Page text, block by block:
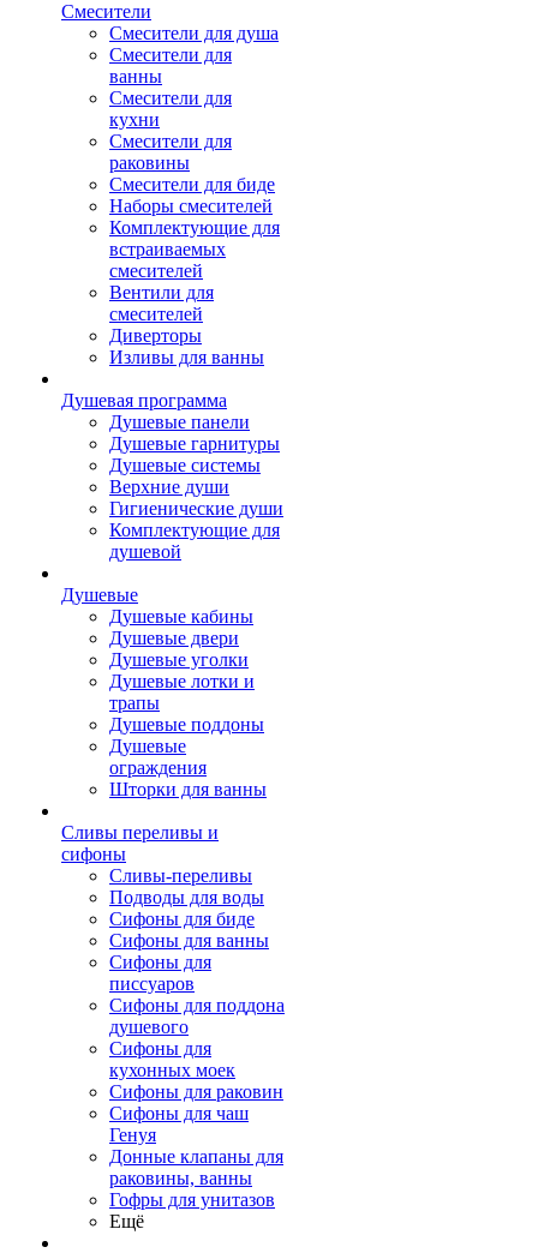
Смесители
Смесители для душа
Смесители для
ванны
Смесители для
кухни
Смесители для
раковины
Смесители для биде
Наборы смесителей
Комплектующие для
встраиваемых
смесителей
Вентили для
смесителей
Диверторы
Изливы для ванны
Душевая программа
Душевые панели
Душевые гарнитуры
Душевые системы
Верхние души
Гигиенические души
Комплектующие для
душевой
Душевые
Душевые кабины
Душевые двери
Душевые уголки
Душевые лотки и
трапы
Душевые поддоны
Душевые
ограждения
Шторки для ванны
Сливы переливы и
сифоны
Сливы-переливы
Подводы для воды
Сифоны для биде
Сифоны для ванны
Сифоны для
писсуаров
Сифоны для поддона
душевого
Сифоны для
кухонных моек
Сифоны для раковин
Сифоны для чаш
Генуя
Донные клапаны для
раковины, ванны
Гофры для унитазов
Ещё